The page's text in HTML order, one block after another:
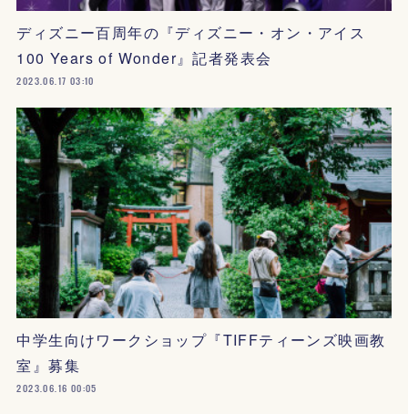
ディズニー百周年の『ディズニー・オン・アイス
100 Years of Wonder』記者発表会
2023.06.17 03:10
中学生向けワークショップ『TIFFティーンズ映画教
室』募集
2023.06.16 00:05